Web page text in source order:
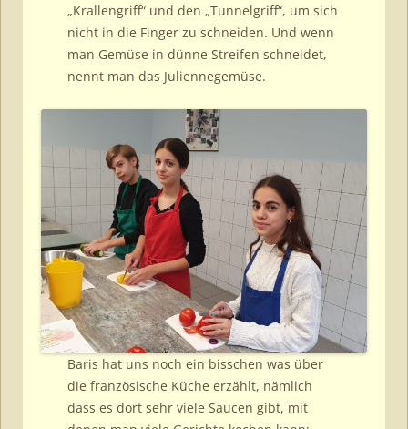
„Krallengriff“ und den „Tunnelgriff“, um sich
nicht in die Finger zu schneiden. Und wenn
man Gemüse in dünne Streifen schneidet,
nennt man das Juliennegemüse.
Baris hat uns noch ein bisschen was über
die französische Küche erzählt, nämlich
dass es dort sehr viele Saucen gibt, mit